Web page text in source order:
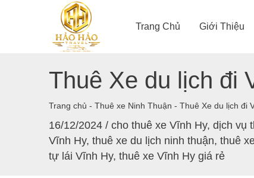
Trang Chủ Giới Thiệu
Thuê Xe du lịch đi
Trang chủ - Thuê xe Ninh Thuận - Thuê Xe du lịch đi
16/12/2024 / cho thuê xe Vĩnh Hy, dịch vụ
Vĩnh Hy, thuê xe du lịch ninh thuận, thuê
tự lái Vĩnh Hy, thuê xe Vĩnh Hy giá rẻ